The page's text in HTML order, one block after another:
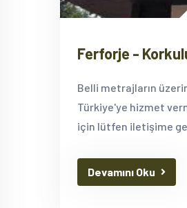
Ferforje -
Belli metrajların
Türkiye'ye hizmet
için lütfen iletişime
Devamını Oku